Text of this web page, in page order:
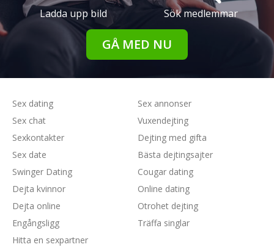
Ladda upp bild Sök medlemmar
GÅ MED NU
Sex dating
Sex chat
Sexkontakter
Sex date
Swinger Dating
Sex annonser
Vuxendejting
Dejting med gifta
Bästa dejtingsajter
Cougar dating
Dejta kvinnor
Dejta online
Engångsligg
Hitta en sexpartner
Online dating
Otrohet dejting
Träffa singlar